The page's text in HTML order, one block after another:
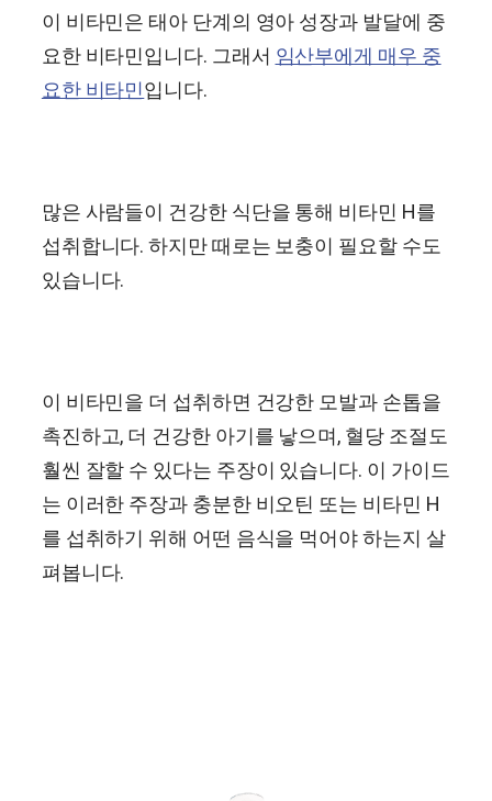
이 비타민은 태아 단계의 영아 성장과 발달에 중
요한 비타민입니다. 그래서 임산부에게 매우 중
요한 비타민입니다.
많은 사람들이 건강한 식단을 통해 비타민 H를
섭취합니다. 하지만 때로는 보충이 필요할 수도
있습니다.
이 비타민을 더 섭취하면 건강한 모발과 손톱을
촉진하고, 더 건강한 아기를 낳으며, 혈당 조절도
훨씬 잘할 수 있다는 주장이 있습니다. 이 가이드
는 이러한 주장과 충분한 비오틴 또는 비타민 H
를 섭취하기 위해 어떤 음식을 먹어야 하는지 살
펴봅니다.